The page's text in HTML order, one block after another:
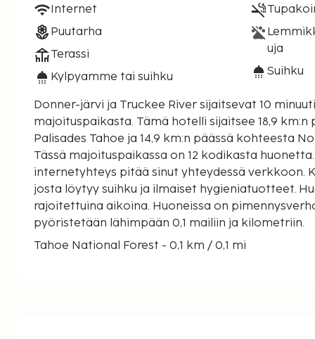
Internet
Puutarha
Terassi
Kylpyamme tai suihku
uja
Suihku
Donner-järvi ja Truckee River sijaitsevat 10
majoituspaikasta. Tämä hotelli sijaitsee 18,9 km:n päässä kohteesta
Palisades Tahoe ja 14,9 km:n päässä kohteesta
Tässä majoituspaikassa on 12 kodikasta
internetyhteys pitää sinut yhteydessä verkkoon.
josta löytyy suihku ja ilmaiset hygieniatuotteet.
rajoitettuina aikoina. Huoneissa on
pyöristetään lähimpään 0,1 mailiin ja kilometriin.
Tahoe National Forest - 0,1 km / 0,1 mi